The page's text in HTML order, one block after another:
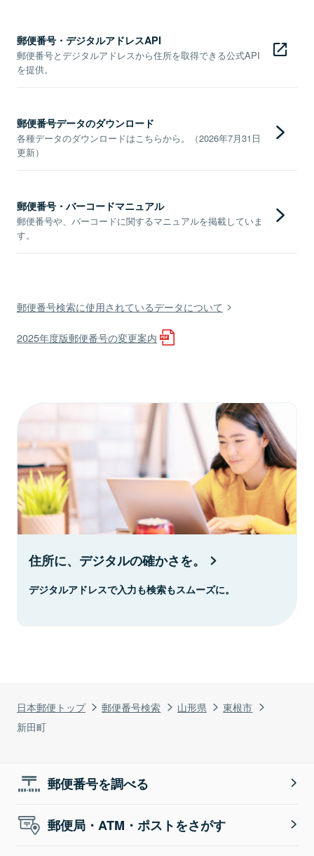
日本郵便トップ 郵便番号検索 山形県
東根市
新田町
郵便番号・デジタルアドレスAPI
郵便番号とデジタルアドレスから住所を取得できる公式API
を提供。
郵便番号データのダウンロード
各種データのダウンロードはこちらから。（2026年7月31日
更新）
郵便番号・バーコードマニュアル
郵便番号や、バーコードに関するマニュアルを掲載していま
す。
郵便番号検索に使用されているデータについて
2025年度版郵便番号の変更案内
住所に、デジタルの確かさを。
デジタルアドレスで入力も検索もスムーズに。
郵便番号を調べる
郵便局・ATM・ポストをさがす